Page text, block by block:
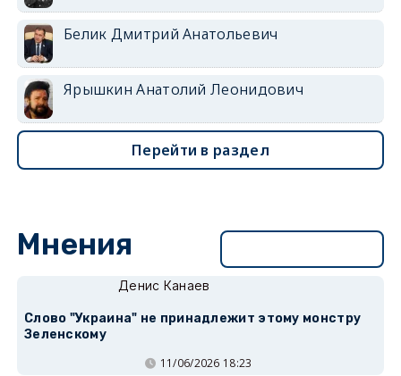
Белик Дмитрий Анатольевич
Ярышкин Анатолий Леонидович
Перейти в раздел
Мнения
Денис Канаев
Слово "Украина" не принадлежит этому монстру
Зеленскому
11/06/2026 18:23